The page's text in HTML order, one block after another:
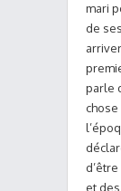
mari
de
parle
et